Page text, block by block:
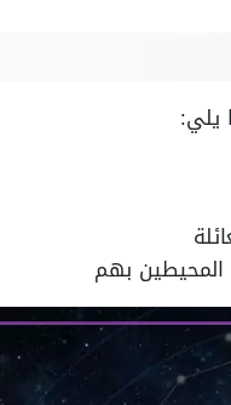
يلي:
بهم